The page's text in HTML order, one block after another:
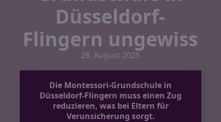
Düsseldorf-
Flingern ungewiss
28. August 2025
Die Montessori-Grundschule in
Düsseldorf-Flingern muss einen Zug
reduzieren, was bei Eltern für
Verunsicherung sorgt.